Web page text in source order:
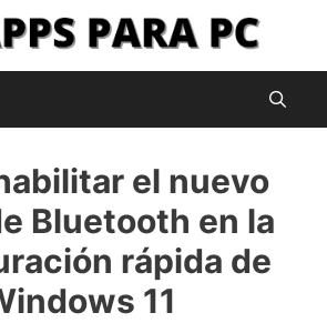
el nuevo
Bluetooth en la
rápida de
11